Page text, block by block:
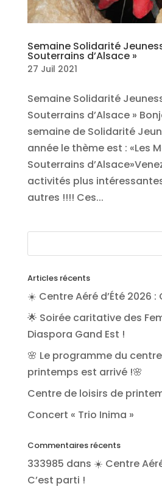
Semaine Solidarité
Souterrains d’Alsace »
27 Juil 2021
Semaine Solidarité
Souterrains d’Alsace »
semaine de Solidarité
année le thème est : «Les
Souterrains
activités plus
autres !!!! Ces...
Articles récents
☀️ Centre Aéré d’Été 2026 :
🌟 Soirée caritative des
Diaspora Gand Est !
🌸 Le programme du
printemps est arrivé !🌸
Centre de loisirs de
Concert « Trio Inima »
Commentaires récents
333985 dans ☀️ Centre
C’est parti !